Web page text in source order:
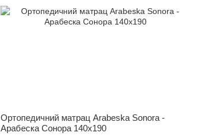
Ортопедичний матрац Arabeska Sonora -
Арабеска Сонора 140x190